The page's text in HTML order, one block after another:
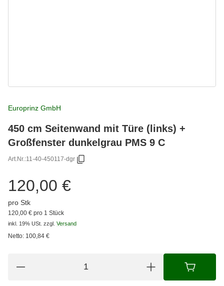
Europrinz GmbH
450 cm Seitenwand mit Türe (links) +
Großfenster dunkelgrau PMS 9 C
Art.Nr.:11-40-450117-dgr
120,00 €
pro Stk
120,00 € pro 1 Stück
inkl. 19% USt. zzgl. Versand
Netto: 100,84 €